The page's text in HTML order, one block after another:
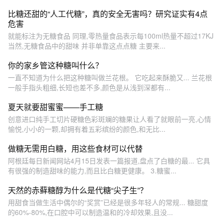
比糖还甜的“人工代糖”，真的安全无害吗？研究证实有4点
危害
就能标注为无糖食品 同理,零热量食品表示每100ml热量不超过17KJ
当然,无糖食品中的甜味 并非单靠这点点糖 主要来...
你的家乡管这种糖叫什么？
一直不知道为什么把这种糖叫做兰花根。 它吃起来酥脆又... 兰花根
一般手指头粗细,长短也差不多,颜色是从浅到深都有...
夏天就要甜蜜蜜——手工糖
创意进口纯手工切片硬糖色彩斑斓的糖果让人看了就眼前一亮,心情
愉悦,小小的一颗,却拥有着五彩缤纷的颜色,和无比...
做糖无需用白糖，用这些食材可以代替
阿根廷每日新闻网站4月15日发表一篇报道,盘点了白糖的最... 它具
有很强的制造甜味的能力,而且比白糖更健康。 3.糖蜜...
天然的赤藓糖醇为什么是代糖“尖子生”？
用甜食当做生活中偶尔的“奖赏”已经是很多年轻人的常规... 糖甜度
的60%-80%,在口腔中可以制造温和的冷却效果,且没...